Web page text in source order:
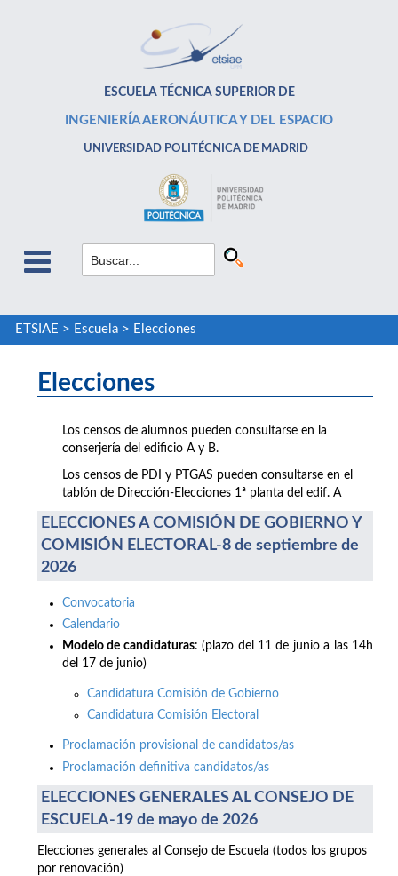
ESCUELA TÉCNICA SUPERIOR DE
INGENIERÍA AERONÁUTICA Y DEL ESPACIO
UNIVERSIDAD POLITÉCNICA DE MADRID
ETSIAE > Escuela> Elecciones
Elecciones
Los censos de alumnos pueden consultarse en la
conserjería del edificio A y B.
Los censos de PDI y PTGAS pueden consultarse en el
tablón de Dirección-Elecciones 1ª planta del edif. A
ELECCIONES A COMISIÓN DE GOBIERNO Y
COMISIÓN ELECTORAL-8 de septiembre de
2026
Convocatoria
Calendario
Modelo de candidaturas: (plazo del 11 de junio a las 14h
del 17 de junio)
Candidatura Comisión de Gobierno
Candidatura Comisión Electoral
Proclamación provisional de candidatos/as
Proclamación definitiva candidatos/as
ELECCIONES GENERALES AL CONSEJO DE
ESCUELA-19 de mayo de 2026
Elecciones generales al Consejo de Escuela (todos los grupos
por renovación)